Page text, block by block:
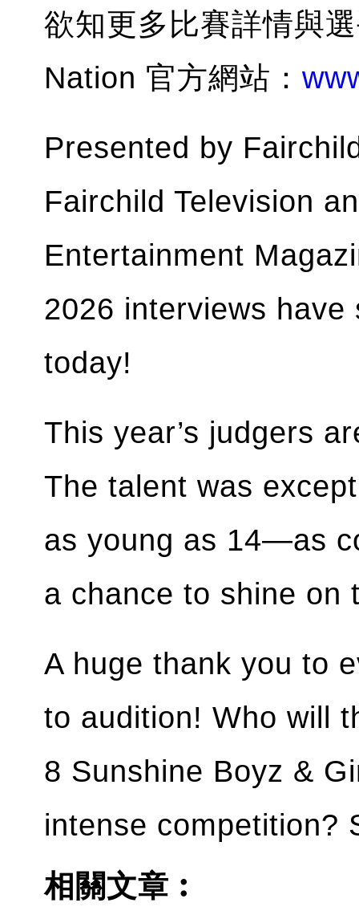
欲知更多比賽詳情與
Nation 官方網站：
Presented by
Fairchild Television
Entertainment
2026 interviews
today!
This year’s judgers
The talent was
as young as 14—as
a chance to shine on
A huge thank you to
to audition! Who will
8 Sunshine Boyz &
intense competition?
相關文章︰